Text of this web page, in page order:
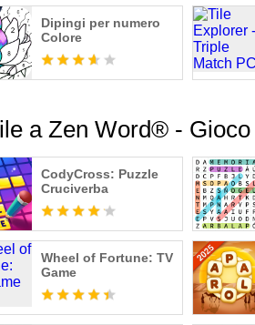
Dipingi per numero
Colore
a Zen Word® -
CodyCross: Puzzle
Cruciverba
Wheel of Fortune: TV
Game